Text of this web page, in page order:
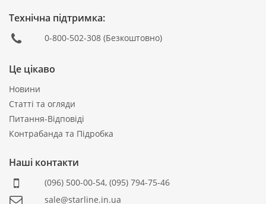
Технічна підтримка:
0-800-502-308(Безкоштовно)
Це цікаво
Новини
Статті та огляди
Питання-Відповіді
Контрабанда та Підробка
Наші контакти
(096) 500-00-54, (095) 794-75-46
sale@starline.in.ua